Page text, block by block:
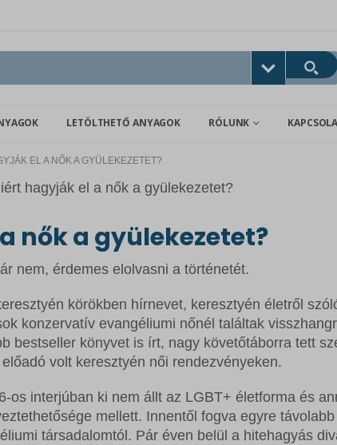
LETÖLTHETŐ ANYAGOK RÓLUNK
EL A NŐK A GYÜLEKEZETET?
nők a gyülekezetet?
nem, érdemes elolvasni a történetét.
körökben hírnevet, keresztyén életről
konzervatív evangéliumi nőnél találtak
bestseller könyvet is írt, nagy követőtáborra tett
volt keresztyén női rendezvényeken.
os interjúban ki nem állt az LGBT+ életforma és
mellett. Innentől fogva egyre
társadalomtól. Pár éven belül a hitehagyás